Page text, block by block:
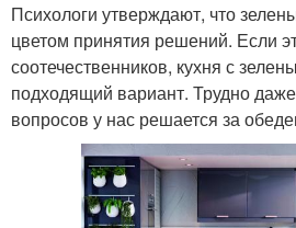
Психологи утверждают, что
цветом принятия решений. Если
соотечественников, кухня с
подходящий вариант. Трудно
вопросов у нас решается за